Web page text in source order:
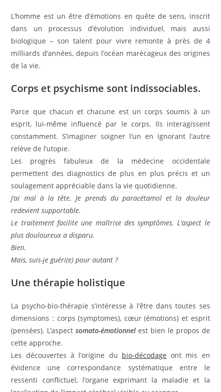
L’homme est un être d’émotions en quête de sens, inscrit
dans un processus d’évolution individuel, mais aussi
biologique – son talent pour vivre remonte à près de 4
milliards d’années, depuis l’océan marécageux des origines
de la vie.
Corps et psychisme sont indissociables.
Parce que chacun et chacune est un corps soumis à un
esprit, lui-même influencé par le corps. Ils interagissent
constamment. S’imaginer soigner l’un en ignorant l’autre
relève de l’utopie.
Les progrès fabuleux de la médecine occidentale
permettent des diagnostics de plus en plus précis et un
soulagement appréciable dans la vie quotidienne.
J’ai mal à la tête. Je prends du paracétamol et la douleur
redevient supportable.
Le traitement facilite une maîtrise des symptômes. L’aspect le
plus douloureux a disparu.
Bien.
Mais, suis-je guéri(e) pour autant ?
Une thérapie holistique
La psycho-bio-thérapie s’intéresse à l’être dans toutes ses
dimensions : corps (symptomes), cœur (émotions) et esprit
(pensées). L’aspectsomato-émotionnel est bien le propos de
cette approche.
Les découvertes à l’origine du bio-décodage ont mis en
évidence une correspondance systématique entre le
ressenti conflictuel, l’organe exprimant la maladie et la